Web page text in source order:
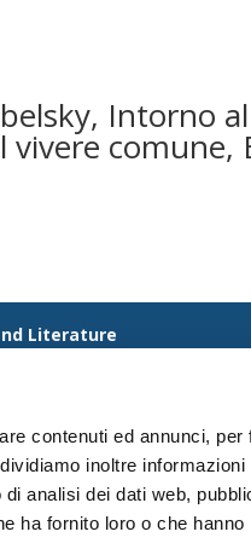
contenuti ed annunci,
inoltre
analisi dei dati web,
ha fornito loro o che
Intorno
vivere comune,
Literature